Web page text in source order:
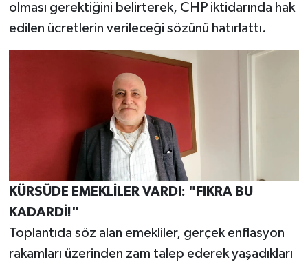
olması gerektiğini belirterek, CHP iktidarında hak
edilen ücretlerin verileceği sözünü hatırlattı.
​KÜRSÜDE EMEKLİLER VARDI: "FIKRA BU
KADARDİ!"
​Toplantıda söz alan emekliler, gerçek enflasyon
rakamları üzerinden zam talep ederek yaşadıkları